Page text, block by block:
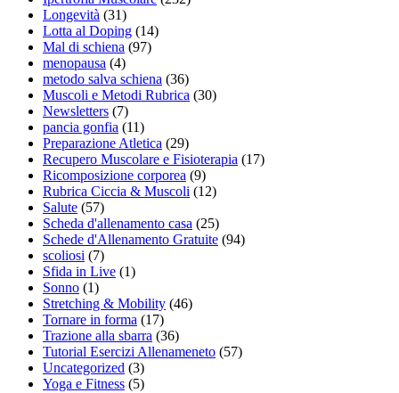
Longevità (31)
Lotta al Doping (14)
Mal di schiena (97)
menopausa (4)
metodo salva schiena (36)
Muscoli e Metodi Rubrica (30)
Newsletters (7)
pancia gonfia (11)
Preparazione Atletica (29)
Recupero Muscolare e Fisioterapia (17)
Ricomposizione corporea (9)
Rubrica Ciccia & Muscoli (12)
Salute (57)
Scheda d'allenamento casa (25)
Schede d'Allenamento Gratuite (94)
scoliosi (7)
Sfida in Live (1)
Sonno (1)
Stretching & Mobility (46)
Tornare in forma (17)
Trazione alla sbarra (36)
Tutorial Esercizi Allenameneto (57)
Uncategorized (3)
Yoga e Fitness (5)